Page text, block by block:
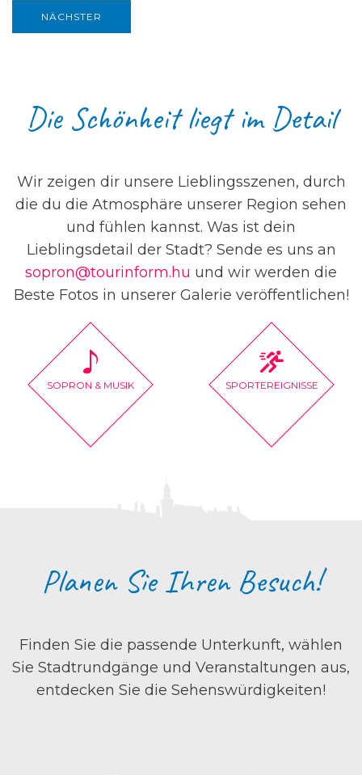
NÄCHSTER
Die Schönheit liegt im Detail
Wir zeigen dir unsere Lieblingsszenen, durch
die du die Atmosphäre unserer Region sehen
und fühlen kannst. Was ist dein
Lieblingsdetail der Stadt? Sende es uns an
sopron@tourinform.hu und wir werden die
Beste Fotos in unserer Galerie veröffentlichen!
SOPRON & MUSIK SPORTEREIGNISSE
Planen Sie Ihren Besuch!
Finden Sie die passende Unterkunft, wählen
Sie Stadtrundgänge und Veranstaltungen aus,
entdecken Sie die Sehenswürdigkeiten!